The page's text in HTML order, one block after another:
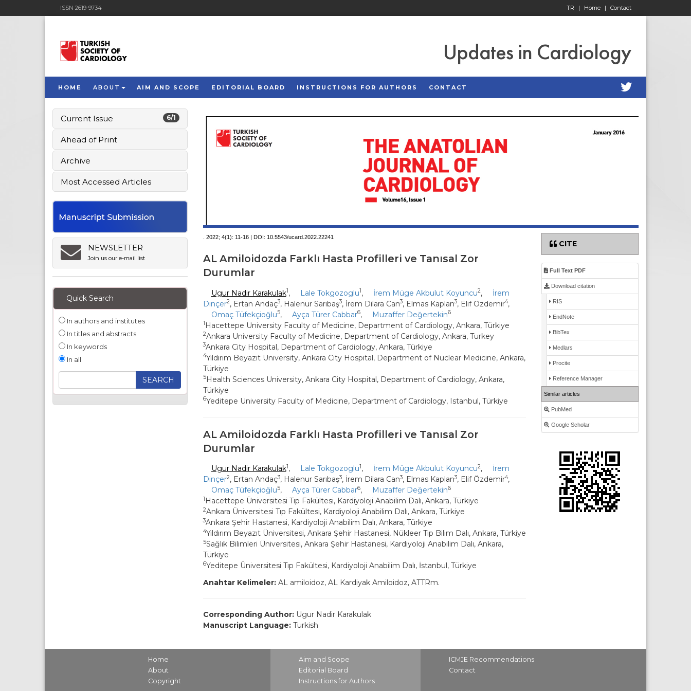
ISSN 2619-9734 Contact
Home |
TR |
Updates in Cardiology
HOME ABOUT AIM AND SCOPE EDITORIAL BOARD INSTRUCTIONS FOR AUTHORS CONTACT
6/1
Current Issue
Ahead of Print
Archive
Most Accessed Articles
NEWSLETTER
Join us our e-mail list
Quick Search
In authors and institutes
In titles and abstracts
In keywords
In all
. 2022; 4(1): 11-16 | DOI: 10.5543/ucard.2022.22241
AL Amiloidozda Farklı Hasta Profilleri ve Tanısal Zor
Durumlar
Ugur Nadir Karakulak1, Lale Tokgozoglu1, İrem Müge Akbulut Koyuncu2,
İrem
Dinçer2, Ertan Andaç3, Halenur Sarıbaş3, İrem Dilara Can3, Elmas Kaplan3, Elif Özdemir4,
Omaç Tüfekçioğlu5, Ayça Türer Cabbar6, Muzaffer Değertekin6
1 Hacettepe University Faculty of Medicine, Department of Cardiology, Ankara, Türkiye
2Ankara University Faculty of Medicine, Department of Cardiology, Ankara, Turkey
3Ankara City Hospital, Department of Cardiology, Ankara, Türkiye
4Yıldırım Beyazıt University, Ankara City Hospital, Department of Nuclear Medicine, Ankara,
Türkiye
5Health Sciences University, Ankara City Hospital, Department of Cardiology, Ankara,
Türkiye
6Yeditepe University Faculty of Medicine, Department of Cardiology, Istanbul, Türkiye
AL Amiloidozda Farklı Hasta Profilleri ve Tanısal Zor
Durumlar
Ugur Nadir Karakulak1, Lale Tokgozoglu1, İrem Müge Akbulut Koyuncu2,
İrem
Dinçer2, Ertan Andaç3, Halenur Sarıbaş3, İrem Dilara Can3, Elmas Kaplan3, Elif Özdemir4,
Omaç Tüfekçioğlu5, Ayça Türer Cabbar6, Muzaffer Değertekin6
1 Hacettepe Üniversitesi Tıp Fakültesi, Kardiyoloji Anabilim Dalı, Ankara, Türkiye
2Ankara Üniversitesi Tıp Fakültesi, Kardiyoloji Anabilim Dalı, Ankara, Türkiye
3Ankara Şehir Hastanesi, Kardiyoloji Anabilim Dalı, Ankara, Türkiye
4Yıldırım Beyazıt Üniversitesi, Ankara Şehir Hastanesi, Nükleer Tıp Bilim Dalı, Ankara, Türkiye
5Sağlık Bilimleri Üniversitesi, Ankara Şehir Hastanesi, Kardiyoloji Anabilim Dalı, Ankara,
Türkiye
6Yeditepe Üniversitesi Tıp Fakültesi, Kardiyoloji Anabilim Dalı, İstanbul, Türkiye
Anahtar Kelimeler:AL amiloidoz, AL Kardiyak Amiloidoz, ATTRm.
Corresponding Author: Ugur Nadir Karakulak
Manuscript Language: Turkish
CITE
Full Text PDF
Download citation
RIS
EndNote
BibTex
Medlars
Procite
Reference Manager
Similar articles
PubMed
Google Scholar
Home
About
Copyright
Aim and Scope
Editorial Board
Instructions for Authors
ICMJE Recommendations
Contact